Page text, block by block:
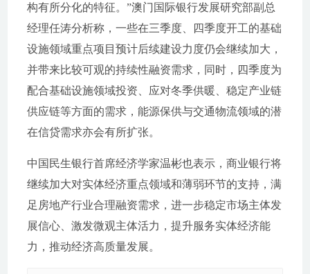
构有所分化的特征。”澳门国际银行发展研究部副总
经理任涛分析称，一些在三季度、四季度开工的基础
设施领域重点项目预计后续建设力度仍会继续加大，
并带来比较可观的持续性融资需求，同时，四季度为
配合基础设施领域投资、应对冬季供暖、稳定产业链
供应链等方面的需求，能源保供与交通物流领域的潜
在信贷需求亦会有所扩张。
中国民生银行首席经济学家温彬也表示，商业银行将
继续加大对实体经济重点领域和薄弱环节的支持，满
足房地产行业合理融资需求，进一步稳定市场主体发
展信心、激发微观主体活力，提升服务实体经济能
力，推动经济高质量发展。